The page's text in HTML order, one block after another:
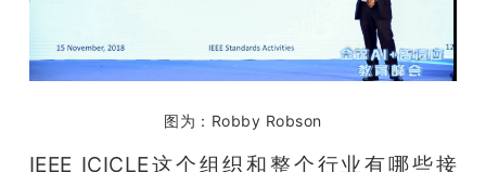
图为：Robby Robson
IEEE ICICLE这个组织和整个行业有哪些接